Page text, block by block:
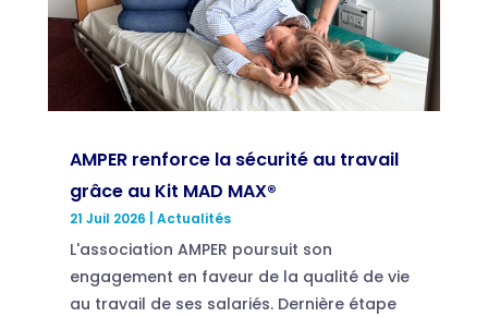
AMPER renforce la sécurité au travail
grâce au Kit MAD MAX®
21 Juil 2026 Actualités
L'association AMPER poursuit son
engagement en faveur de la qualité de vie
au travail de ses salariés. Dernière étape